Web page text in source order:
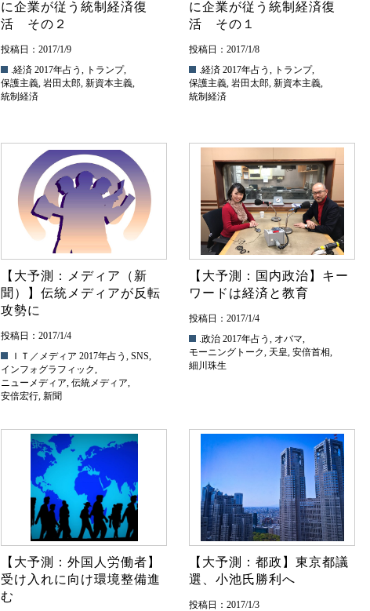
に企業が従う統制経済復
活 その２
投稿日：2017/1/9
.経済 2017年占う , トランプ,
保護主義, 岩田太郎, 新資本主義,
統制経済
に企業が従う統制経済復
活 その１
投稿日：2017/1/8
.経済 2017年占う , トランプ,
保護主義, 岩田太郎, 新資本主義,
統制経済
【大予測：メディア（新
聞）】伝統メディアが反転
攻勢に
投稿日：2017/1/4
ＩＴ／メディア 2017年占う , SNS,
インフォグラフィック,
ニューメディア, 伝統メディア,
安倍宏行, 新聞
【大予測：国内政治】キー
ワードは経済と教育
投稿日：2017/1/4
.政治 2017年占う , オバマ,
モーニングトーク, 天皇, 安倍首相,
細川珠生
【大予測：外国人労働者】
受け入れに向け環境整備進
む
【大予測：都政】東京都議
選、小池氏勝利へ
投稿日：2017/1/3